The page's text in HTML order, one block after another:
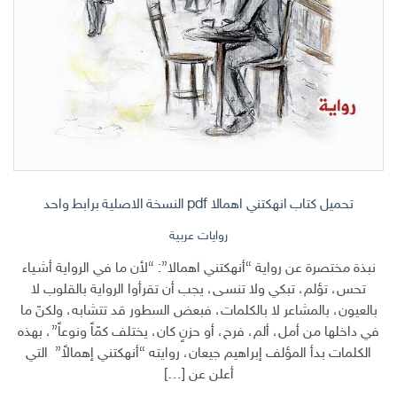
تحميل كتاب انهكتني اهمالا pdf النسخة الاصلية برابط واحد
روايات عربية
نبذة مختصرة عن رواية “أنهكتني اهمالا”:‌ “لأن ما في الرواية أشـياء
تحس، تؤلم، تبكي ولا تنسـى، يجب أن تقرأوا الرواية بالقلوب لا
بالعيون، بالمشاعر لا بالكلمات، فبعض السطور قد تتشابه، ولكنّ ما
في داخلها من أمل، ألم، فرح، أو حزنٍ كان، يختلف كمّاً ونوعاً”، بهذه
الكلمات بدأ المؤلف إبراهيم جيعان، روايته “أنهكتني إهمالاً” التي
أعلن عن […]